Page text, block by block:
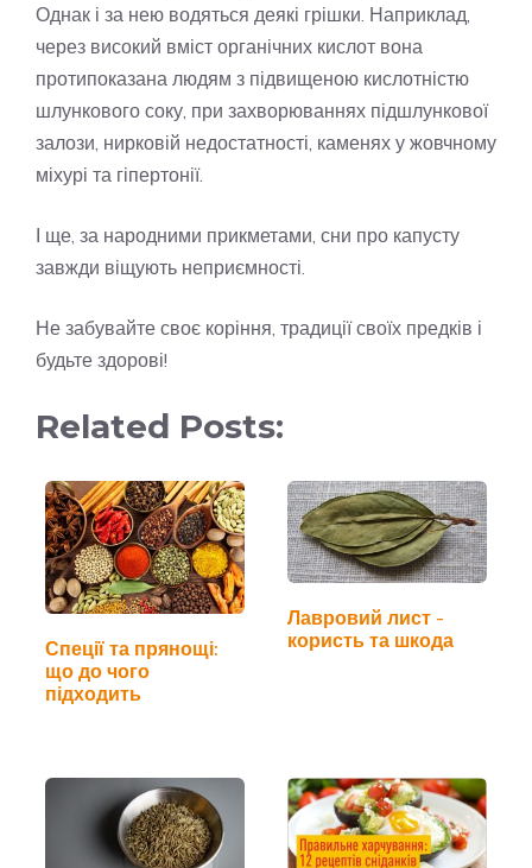
Однак і за нею водяться деякі грішки. Наприклад,
через високий вміст органічних кислот вона
протипоказана людям з підвищеною кислотністю
шлункового соку, при захворюваннях підшлункової
залози, нирковій недостатності, каменях у жовчному
міхурі та гіпертонії.
І ще, за народними прикметами, сни про капусту
завжди віщують неприємності.
Не забувайте своє коріння, традиції своїх предків і
будьте здорові!
Related Posts:
Спеції та прянощі:
що до чого
підходить
Лавровий лист -
користь та шкода